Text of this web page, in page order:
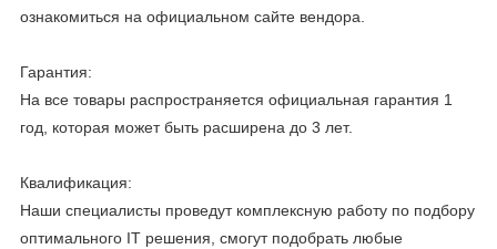
ознакомиться на официальном сайте вендора.
Гарантия:
На все товары распространяется официальная гарантия 1
год, которая может быть расширена до 3 лет.
Квалификация:
Наши специалисты проведут комплексную работу по подбору
оптимального IT решения, смогут подобрать любые